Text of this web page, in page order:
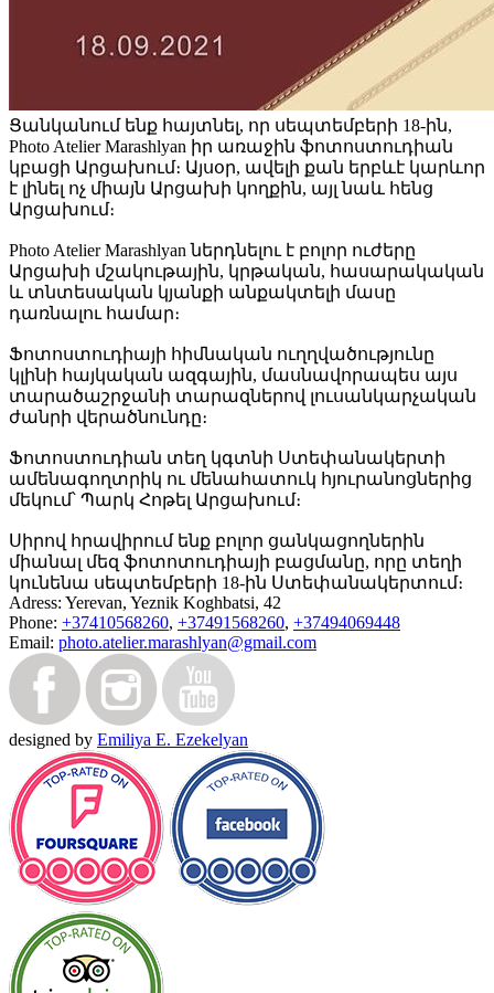
Ցանկանում ենք հայտնել, որ սեպտեմբերի 18-ին,
Photo Atelier Marashlyan իր առաջին ֆոտոստուդիան
կբացի Արցախում։ Այսօր, ավելի քան երբևէ կարևոր
է լինել ոչ միայն Արցախի կողքին, այլ նաև հենց
Արցախում։
Photo Atelier Marashlyan ներդնելու է բոլոր ուժերը
Արցախի մշակութային, կրթական, հասարակական
և տնտեսական կյանքի անքակտելի մասը
դառնալու համար։
Ֆոտոստուդիայի հիմնական ուղղվածությունը
կլինի հայկական ազգային, մասնավորապես այս
տարածաշրջանի տարազներով լուսանկարչական
ժանրի վերածնունդը։
Ֆոտոստուդիան տեղ կգտնի Ստեփանակերտի
ամենագողտրիկ ու մենահատուկ հյուրանոցներից
մեկում՝ Պարկ Հոթել Արցախում։
Սիրով հրավիրում ենք բոլոր ցանկացողներին
միանալ մեզ ֆոտոտուդիայի բացմանը, որը տեղի
կունենա սեպտեմբերի 18-ին Ստեփանակերտում։
Adress: Yerevan, Yeznik Koghbatsi, 42
Phone: +37410568260, +37491568260, +37494069448
Email: photo.atelier.marashlyan@gmail.com
designed by Emiliya E. Ezekelyan